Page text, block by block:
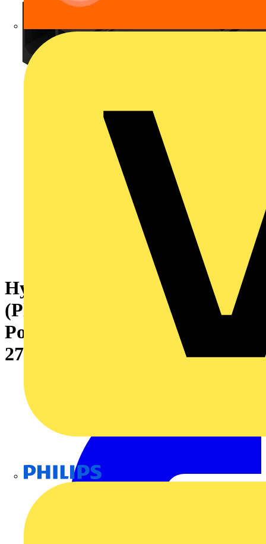
Hybridsteckverbinder
(Platinenanschluss), 7.62 mm,
Polzahl: 4, Abgangswinkel:
270°